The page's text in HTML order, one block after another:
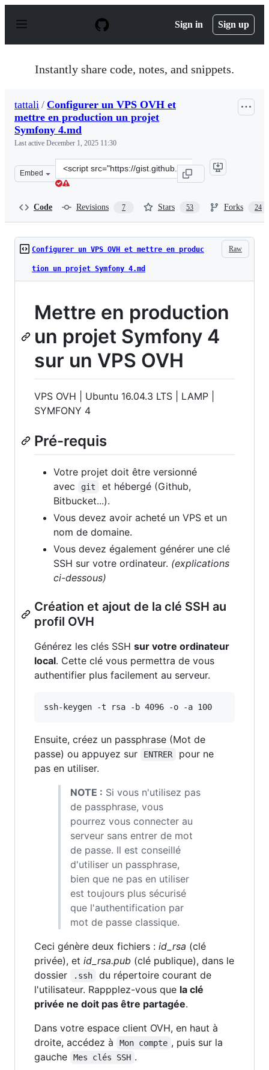
p
Sign in Sign up
Instantly share code, notes, and snippets.
tattali / Configurer un VPS OVH et
mettre en production un projet
Symfony 4.md
Last active December 1, 2025 11:30
Embed
Clone
this
Code Revisions 7 Stars 53 Forks 24
Raw
Configurer un VPS OVH et mettre en produc
tion un projet Symfony 4.md
Mettre en production
un projet Symfony 4
sur un VPS OVH
VPS OVH | Ubuntu 16.04.3 LTS | LAMP |
SYMFONY 4
Pré-requis
Votre projet doit être versionné
avec
git
et hébergé (Github,
Bitbucket...).
Vous devez avoir acheté un VPS et un
nom de domaine.
Vous devez également générer une clé
SSH sur votre ordinateur. (explications
ci-dessous)
Création et ajout de la clé SSH au
profil OVH
Générez les clés SSH sur votre ordinateur
local. Cette clé vous permettra de vous
authentifier plus facilement au serveur.
ssh-keygen -t rsa -b 4096 -o -a 100
Ensuite, créez un passphrase (Mot de
passe) ou appuyez sur
ENTRER
pour ne
pas en utiliser.
NOTE : Si vous n'utilisez pas
de passphrase, vous
pourrez vous connecter au
serveur sans entrer de mot
de passe. Il est conseillé
d'utiliser un passphrase,
bien que ne pas en utiliser
est toujours plus sécurisé
que l'authentification par
mot de passe classique.
Ceci génère deux fichiers : id_rsa (clé
privée), et id_rsa.pub (clé publique), dans le
dossier
.ssh
du répertoire courant de
l'utilisateur. Rappplez-vous que la clé
privée ne doit pas être partagée.
Dans votre espace client OVH, en haut à
droite, accédez à
Mon compte , puis sur la
gauche
Mes clés SSH .